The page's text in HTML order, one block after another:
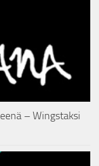
– Wingstaksi